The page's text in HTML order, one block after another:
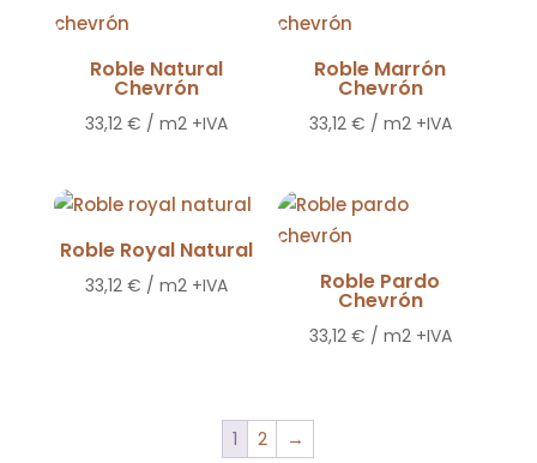
a
Roble Natural
Chevrón
33,12€ / m2 +IVA
Roble Marrón
Chevrón
33,12 € / m2 +IVA
Roble Royal Natural
33,12€ / m2 +IVA Roble Pardo
Chevrón
33,12 € / m2 +IVA
1 2 →